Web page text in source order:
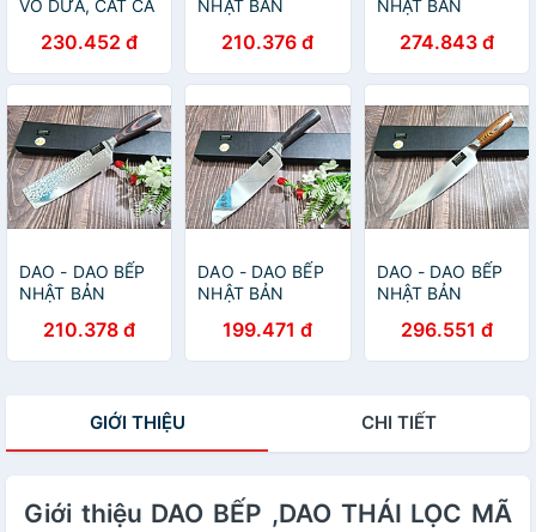
VỎ DỪA, CẮT CÁ
THÁI BÁNH MÃ
DT118
230.452 đ
NHẬT BẢN
DAMASCUS MÃ
A4 DT125 nt
topcoomshop vn
210.376 đ
NHẬT BẢN
A22 DT124 nt
topcoomshop vn
274.843 đ
DAO - DAO BẾP
NHẬT BẢN
XỊN MÃ A5
DT122 nt
210.378 đ
DAO - DAO BẾP
NHẬT BẢN
DAMASCUS MÃ
A10 DT116 nt
199.471 đ
DAO - DAO BẾP
NHẬT BẢN
DT114 nt
topcomshop vn
296.551 đ
GIỚI THIỆU CHI TIẾT
Giới thiệu DAO BẾP ,DAO THÁI LỌC MÃ